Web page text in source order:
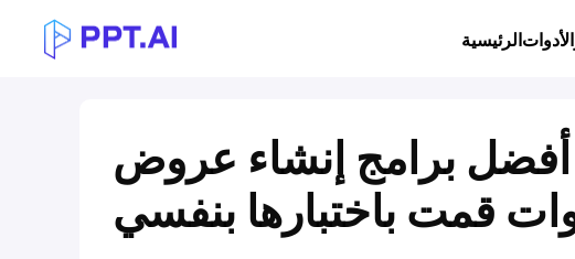
الرئيسيةالأدوات
أفضل برامج إنشاء عروض PPT بالذكاء الاصطناعي